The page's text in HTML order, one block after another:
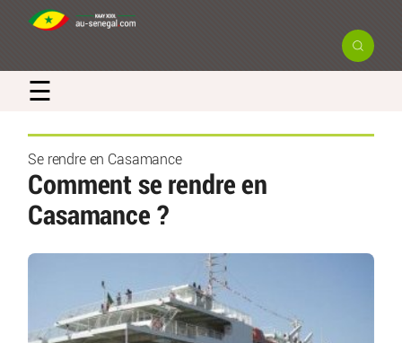
☰
Se rendre en Casamance
Comment se rendre en
Casamance ?